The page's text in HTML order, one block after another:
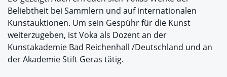
Beliebtheit bei Sammlern und auf internationalen
Kunstauktionen. Um sein Gespühr für die Kunst
weiterzugeben, ist Voka als Dozent an der
Kunstakademie Bad Reichenhall /Deutschland und an
der Akademie Stift Geras tätig.